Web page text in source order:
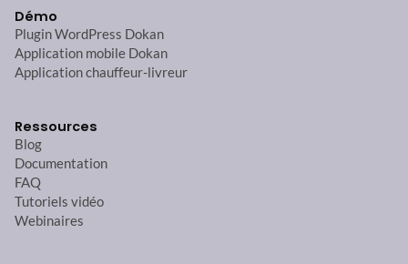
Démo
Plugin WordPress Dokan
Application mobile Dokan
Application chauffeur-livreur
Ressources
Blog
Documentation
FAQ
Tutoriels vidéo
Webinaires